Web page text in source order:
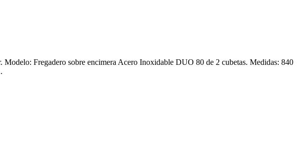
Fregadero sobre encimera Acero Inoxidable DUO 80 de 2 cubetas. Medidas: 840